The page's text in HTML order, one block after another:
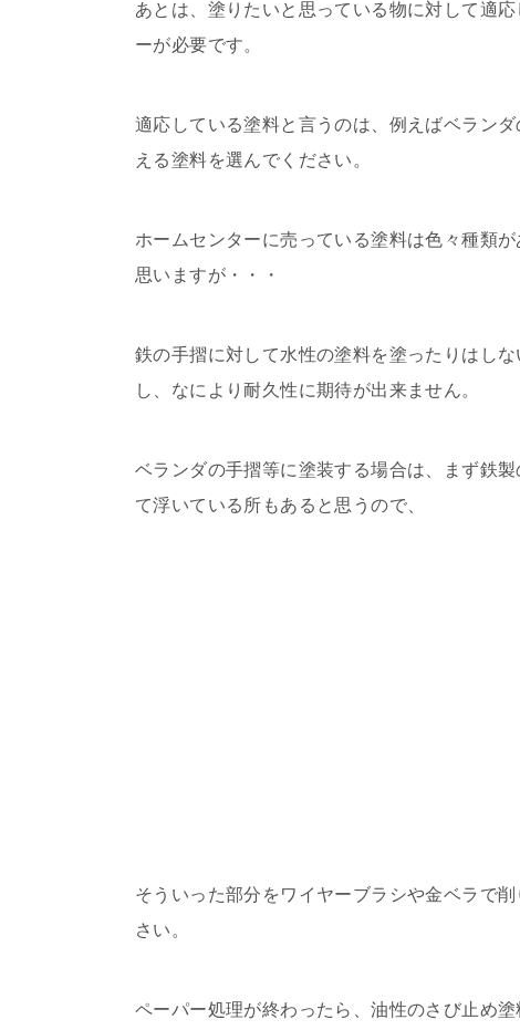
あとは、塗りたいと思っている物に対して適
ーが必要です。
適応している塗料と言うのは、例えばベラン
える塗料を選んでください。
ホームセンターに売っている塗料は色々種類
思いますが・・・
鉄の手摺に対して水性の塗料を塗ったりはし
し、なにより耐久性に期待が出来ません。
ベランダの手摺等に塗装する場合は、まず鉄
て浮いている所もあると思うので、
そういった部分をワイヤーブラシや金ベラで
さい。
ペーパー処理が終わったら、油性のさび止め